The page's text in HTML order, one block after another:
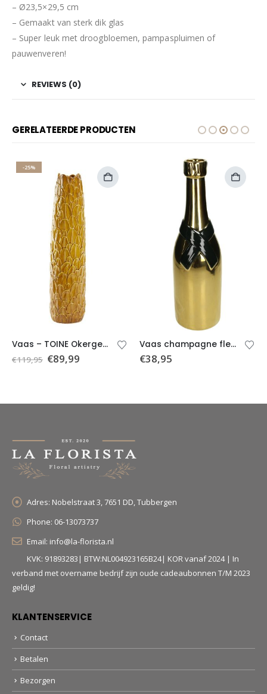
– Ø23,5×29,5 cm
– Gemaakt van sterk dik glas
– Super leuk met droogbloemen, pampaspluimen of
pauwenveren!
REVIEWS (0)
GERELATEERDE PRODUCTEN
-25%
Vaas – TOINE Okergeel – Ø18,5×73 cm
€119,95 €89,99
Vaas champagne fles goud 11.5x11x38.8cm
€38,95
Adres: Nobelstraat 3, 7651 DD, Tubbergen
Phone: 06-13073737
Email: info@la-florista.nl
KVK: 91893283| BTW:NL004923165B24| KOR vanaf 2024 | In
verband met overname bedrijf zijn oude cadeaubonnen T/M 2023
geldig!
KLANTENSERVICE
Contact
Betalen
Bezorgen